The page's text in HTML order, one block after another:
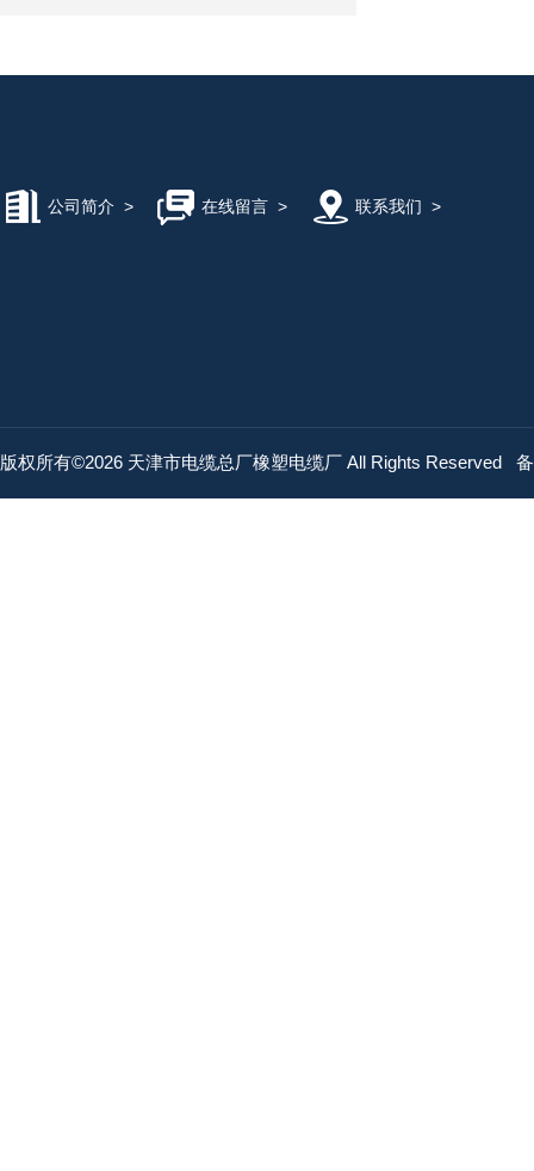
公司简介 > 在线留言> 联系我们 >
版权所有©2026 天津市电缆总厂橡塑电缆厂 All Rights Reserved